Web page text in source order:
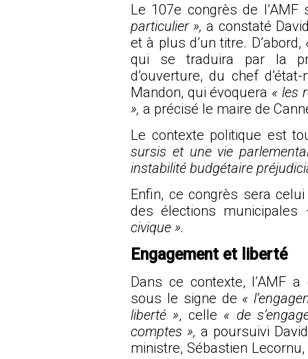
Le 107e congrès de
particulier », a constaté
et à plus d’un titre. D’abord,
qui se traduira par la
d’ouverture, du chef
Mandon, qui évoquera « les
», a précisé le maire de
Le contexte politique est
sursis et une vie
instabilité budgétaire
Enfin, ce congrès sera
des élections municipales
civique ».
Engagement et liberté
Dans ce contexte, l’AMF
sous le signe de «
liberté », celle « de
comptes », a poursuivi
ministre, Sébastien